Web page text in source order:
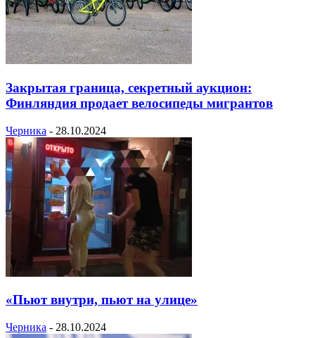
Закрытая граница, секретный аукцион:
Финляндия продает велосипеды мигрантов
Черника - 28.10.2024
«Пьют внутри, пьют на улице»
Черника - 28.10.2024